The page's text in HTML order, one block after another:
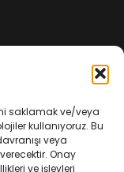
saklamak ve/veya
kullanıyoruz. Bu
veya
Onay
ve işlevleri